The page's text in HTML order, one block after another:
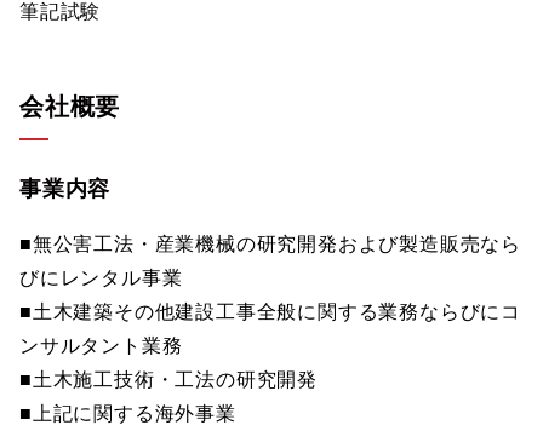
筆記試験
会社概要
事業内容
■無公害工法・産業機械の研究開発および製造販売なら
びにレンタル事業
■土木建築その他建設工事全般に関する業務ならびにコ
ンサルタント業務
■土木施工技術・工法の研究開発
■上記に関する海外事業